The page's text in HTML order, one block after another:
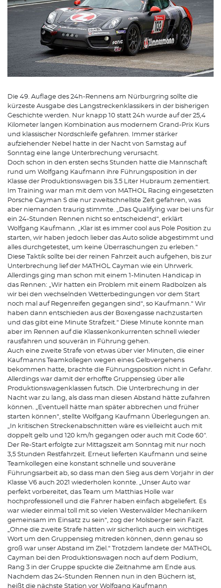
Die 49. Auflage des 24h-Rennens am Nürburgring sollte die
kürzeste Ausgabe des Langstreckenklassikers in der bisherigen
Geschichte werden. Nur knapp 10 statt 24h wurde auf der 25,4
Kilometer langen Kombination aus modernem Grand-Prix Kurs
und klassischer Nordschleife gefahren. Immer stärker
aufziehender Nebel hatte in der Nacht von Samstag auf
Sonntag eine lange Unterbrechung verursacht.
Doch schon in den ersten sechs Stunden hatte die Mannschaft
rund um Wolfgang Kaufmann ihre Führungsposition in der
Klasse der Produktionswagen bis 3.5 Liter Hubraum zementiert.
Im Training war man mit dem von MATHOL Racing eingesetzten
Porsche Cayman S die nur zweitschnellste Zeit gefahren, was
aber niemanden traurig stimmte. „Das Qualifying war bei uns für
ein 24-Stunden Rennen nicht so entscheidend“, erklärt
Wolfgang Kaufmann. „Klar ist es immer cool aus Pole Position zu
starten, wir haben jedoch lieber das Auto solide abgestimmt und
alles durchgetestet, um keine Überraschungen zu erleben.“
Diese Taktik sollte bei der reinen Fahrzeit auch aufgehen, bis zur
Unterbrechung lief der MATHOL Cayman wie ein Uhrwerk.
Allerdings ging man schon mit einem 1-Minuten Handicap in
das Rennen: „Wir hatten ein Problem mit einem Radbolzen als
wir bei den wechselnden Wetterbedingungen vor dem Start
noch mal auf Regenreifen gegangen sind“, so Kaufmann.“ Wir
haben dann entschieden aus der Boxengasse nachzustarten
und das gibt eine Minute Strafzeit.“ Diese Minute konnte man
aber im Rennen auf die Klassenkonkurrenten schnell wieder
rausfahren und souverän in Führung gehen.
Auch eine zweite Strafe von etwas über vier Minuten, die einer
Kaufmanns Teamkollegen wegen eines Gelbvergehens
bekommen hatte, brachte die Führungsposition nicht in Gefahr.
Allerdings war damit der erhoffte Gruppensieg über alle
Produktionswagenklassen futsch. Die Unterbrechung in der
Nacht war zu lang, als dass man diesen Abstand hätte zufahren
können. „Eventuell hätte man später abbrechen und früher
starten können“, stellte Wolfgang Kaufmann Überlegungen an.
„In kritischen Streckenabschnitten wäre es vielleicht auch mit
doppelt gelb und 120 km/h gegangen oder auch mit Code 60".
Der Re-Start erfolgte zur Mittagszeit am Sonntag mit nur noch
3,5 Stunden Restfahrzeit. Erneut lieferten Kaufmann und seine
Teamkollegen eine konstant schnelle und souveräne
Führungsarbeit ab, so dass man den Sieg aus dem Vorjahr in der
Klasse V6 auch 2021 wiederholen konnte. „Unser Auto war
perfekt vorbereitet, das Team um Matthias Holle war
hochprofessionell und die Fahrer haben einfach abgeliefert. Es
war wieder einmal toll mit so vielen Westerwälder Mechanikern
gemeinsam im Einsatz zu sein“, zog der Molsberger sein Fazit.
„Ohne die zweite Strafe hätten wir sicherlich auch ein wichtiges
Wort um den Gruppensieg mitreden können, denn genau so
groß war unser Abstand im Ziel.“ Trotzdem landete der MATHOL
Cayman bei den Produktionswagen noch auf dem Podium,
Rang 3 in der Gruppe spuckte die Zeitnahme am Ende aus.
Nachdem das 24-Stunden Rennen nun in den Büchern ist,
heißt die nächste Station vor Wolfgang Kaufmann